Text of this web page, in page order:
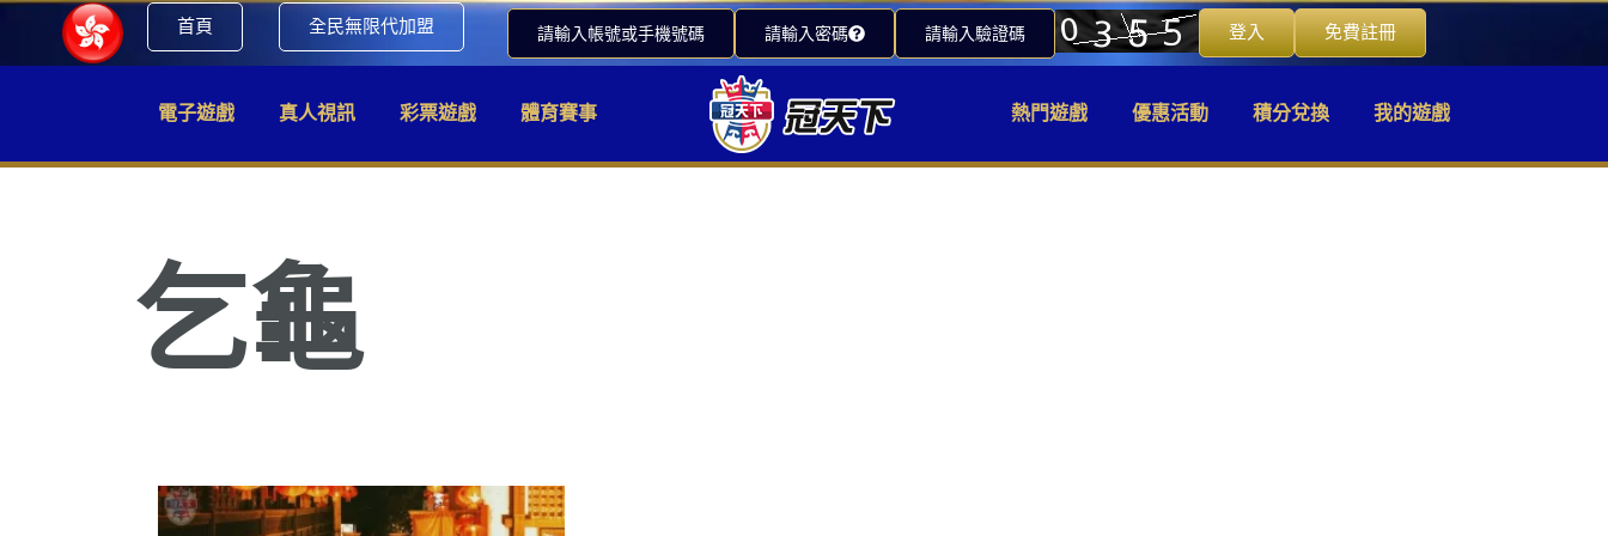
首頁 全民無限代加盟 請輸入帳號或手機號碼 請輸入密碼 請輸入驗證碼 登入 免費註冊
電子遊戲 真人視訊 彩票遊戲 體育賽事 熱門遊戲 優惠活動 積分兌換 我的遊戲
乞龜